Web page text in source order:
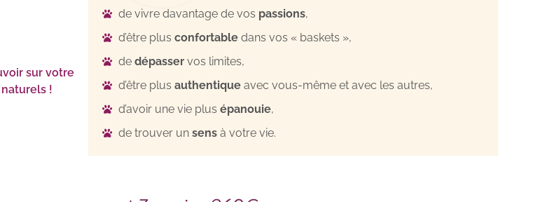
sur votre
!
de vivre davantage de vos passions,
d’être plus confortabledans vos « baskets »,
de dépasservos limites,
d’être plus authentiqueavec vous-même et avec les autres,
d’avoir une vie plus épanouie,
de trouver un sensà votre vie.